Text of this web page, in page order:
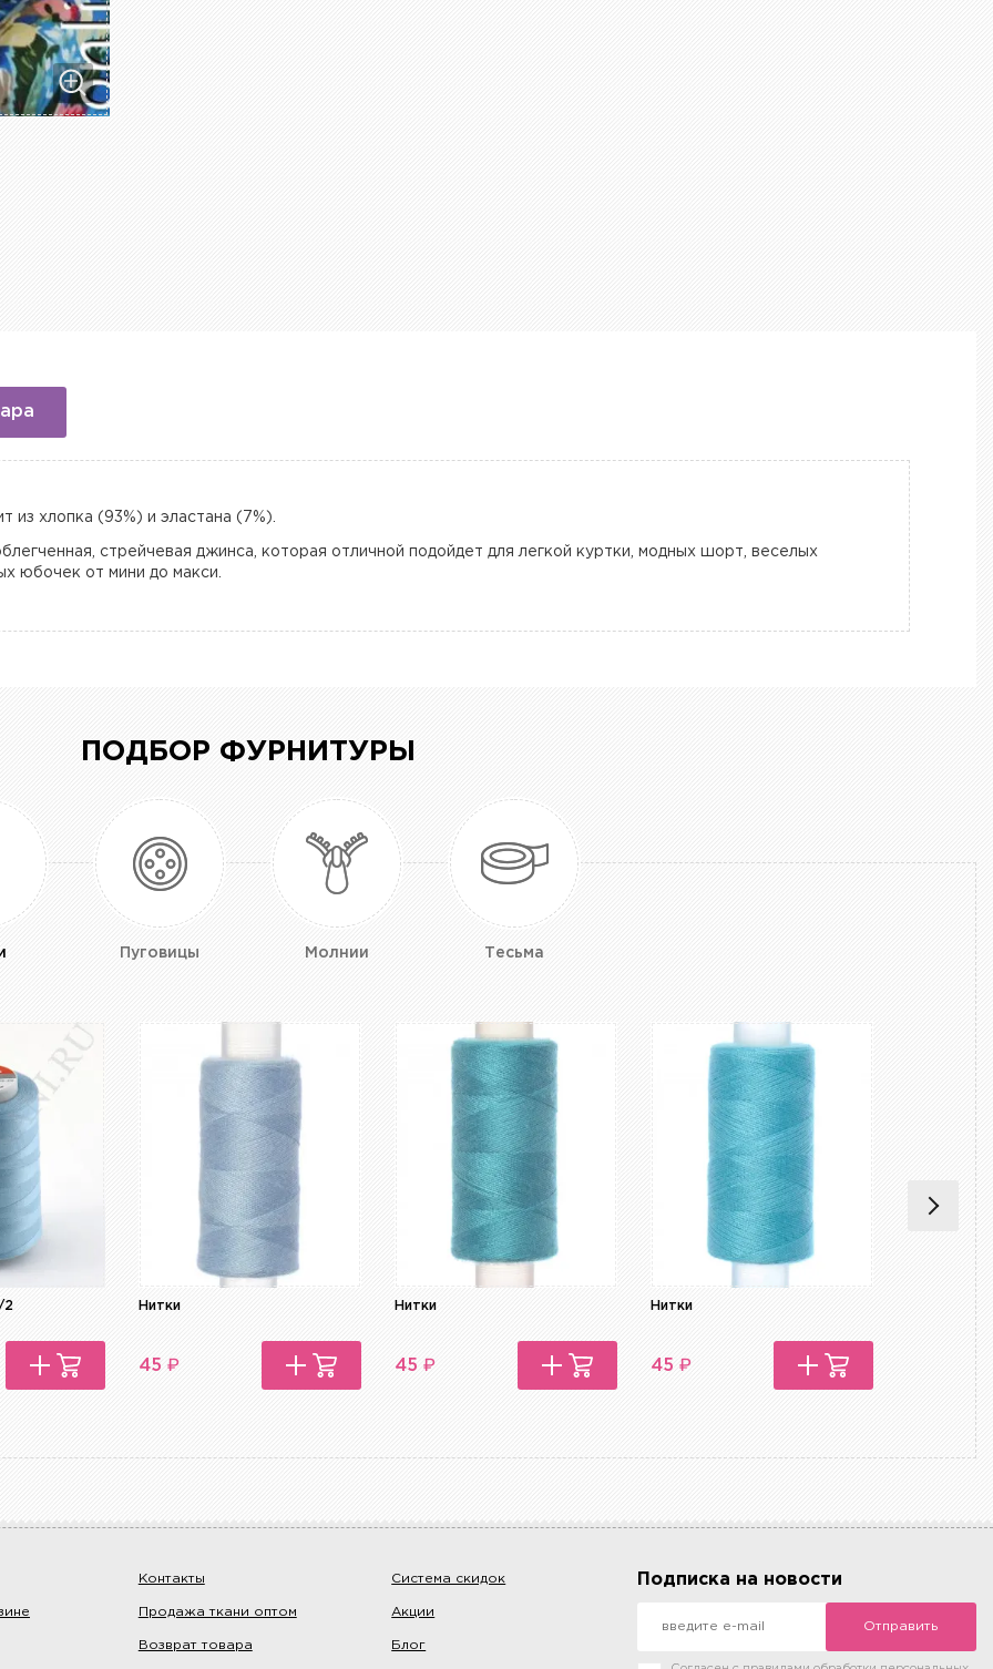
хлопка (93%) и эластана (7%).
стрейчевая джинса, которая отличной подойдет для легкой куртки, модных шорт, веселых
юбочек от мини до макси.
ПОДБОР ФУРНИТУРЫ
Пуговицы Молнии Тесьма
2 Нитки
45 ₽
Нитки
45 ₽
Нитки
45 ₽
Контакты
Продажа ткани оптом
Возврат товара
Система скидок
Акции
Блог
Подписка на новости
Отправить